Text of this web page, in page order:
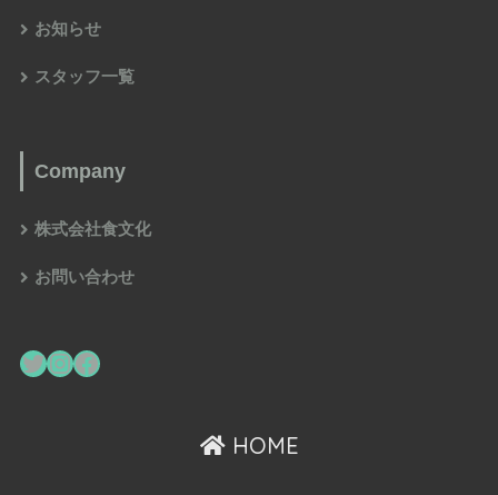
お知らせ
スタッフ一覧
Company
株式会社食文化
お問い合わせ
HOME